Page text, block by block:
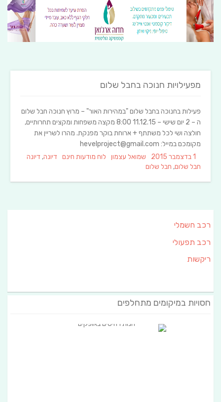
מפעילויות חנוכה בחבל שלום
פעילות בחנוכה בחבל שלום "במהירות האור" – מרוץ חנוכה חבל שלום
ה – 2 יום שישי – 11.12.15 8:00 מקצה משפחות ומקצים תחרותיים,
חולצה ושי לכל משתתף + ארוחת בוקר מפנקת. מהרו לשריין את
מקומכם במייל: hevelproject@gmail.com
Posted
on
1 בדצמבר 2015 Author
שמואל עצמון Categories
לוח מודעות חינם Tags
דיונה, דיונה
חבל שלום, חבל שלום
רכב חשמלי
רכב תפעולי
ריקשות
חסויות במיקומים מתחלפים